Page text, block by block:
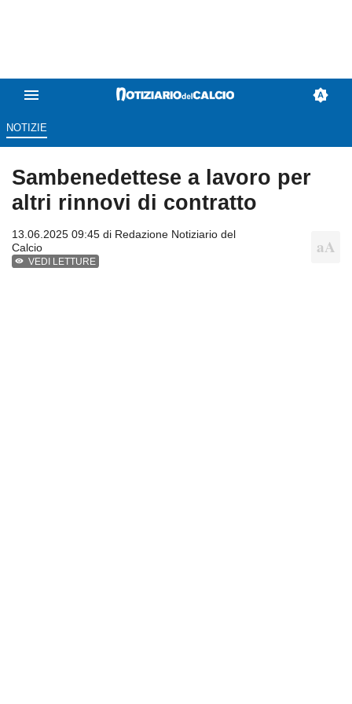
NOTIZIE
Sambenedettese a lavoro per
altri rinnovi di contratto
13.06.2025 09:45 di Redazione Notiziario del
Calcio
VEDI LETTURE